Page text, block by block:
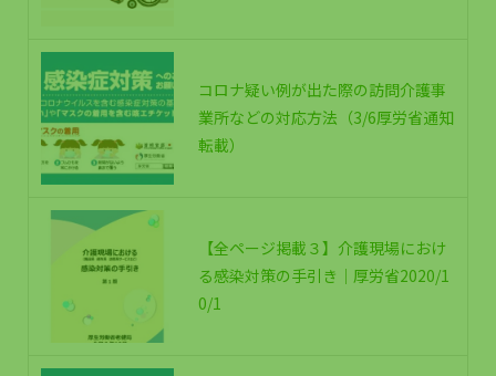
コロナ疑い例が出た際の訪問介護事
業所などの対応方法（3/6厚労省通知
転載）
【全ページ掲載３】介護現場におけ
る感染対策の手引き｜厚労省2020/1
0/1